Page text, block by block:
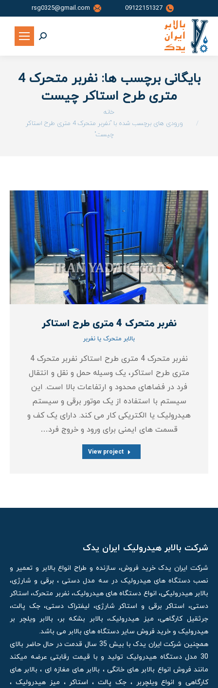
09122151327
rsg0325@gmail.com
جستجو:
بایگانی برچسب ها:
نفربر متحرک 4
متری طرح استاکر چیست
خانه
ورودی های برچسب شده با "نفربر متحرک 4 متری طرح استاکر
چیست"
نفربر متحرک 4 متری طرح استاکر
بالابر متحرک یا نفربر
نفربر متحرک 4 متری طرح استاکر نفربر متحرک 4
متری طرح استاکر، یک وسیله حمل و نقل و انتقال
فرد در فضاهای محدود و ارتفاعات بالا است. این
سیستم با استفاده از یک موتور برقی و سیستم
هیدرولیک یا الکتریکی کار می‌ کند. دارای یک کف و
قسمت های ایمنی برای ورود و خروج فرد…
View project
شرکت بالابر هیدرولیک ایران یدک
شرکت ایران یدک خرید فروش، سازنده و طراح انواع بالابر و تعمیر و
نصب دستگاه های هیدرولیک در سه مدل دستی ، برقی و شارژی،
بالابر هیدرولیکی، انواع دستگاه های هیدرولیک، نفربر متحرک، استاکر
دستی، استاکر برقی و استاکر شارژی، لیفتراک دستی، جک پالت،
جرثقیل کارگاهی، میز هیدرولیک، بالابر بشکه بر، بالابر ویلچر بر
هیدرولیک و خرید فروش سایر دستگاه های بالابر می باشد.
همچنین شرکت ایران یدک با بیش 35 سال قدمت در حال حاضر بالای
30 مدل دستگاه هیدرولیک تولید و با قیمت رقابتی عرضه میکند
مانند فروش انواع بالابر های خانگی ، بالابر های مغازه ای ، بالابر های
کارگاهی و انواع ویلچربر ، جک پالت ، استاکر ، میز هیدرولیک ،